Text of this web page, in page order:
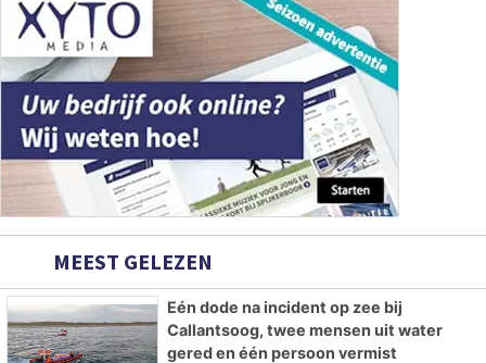
MEEST GELEZEN
Eén dode na incident op zee bij
Callantsoog, twee mensen uit water
gered en één persoon vermist